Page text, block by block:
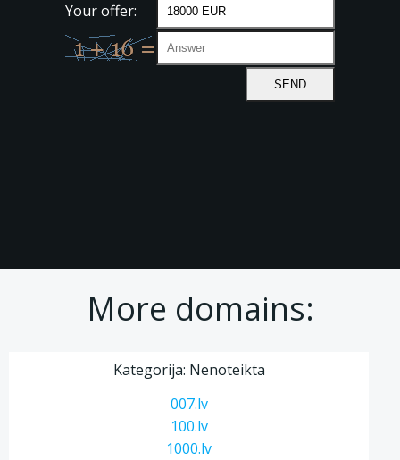
Your offer:
More domains:
Kategorija: Nenoteikta
007.lv
100.lv
1000.lv